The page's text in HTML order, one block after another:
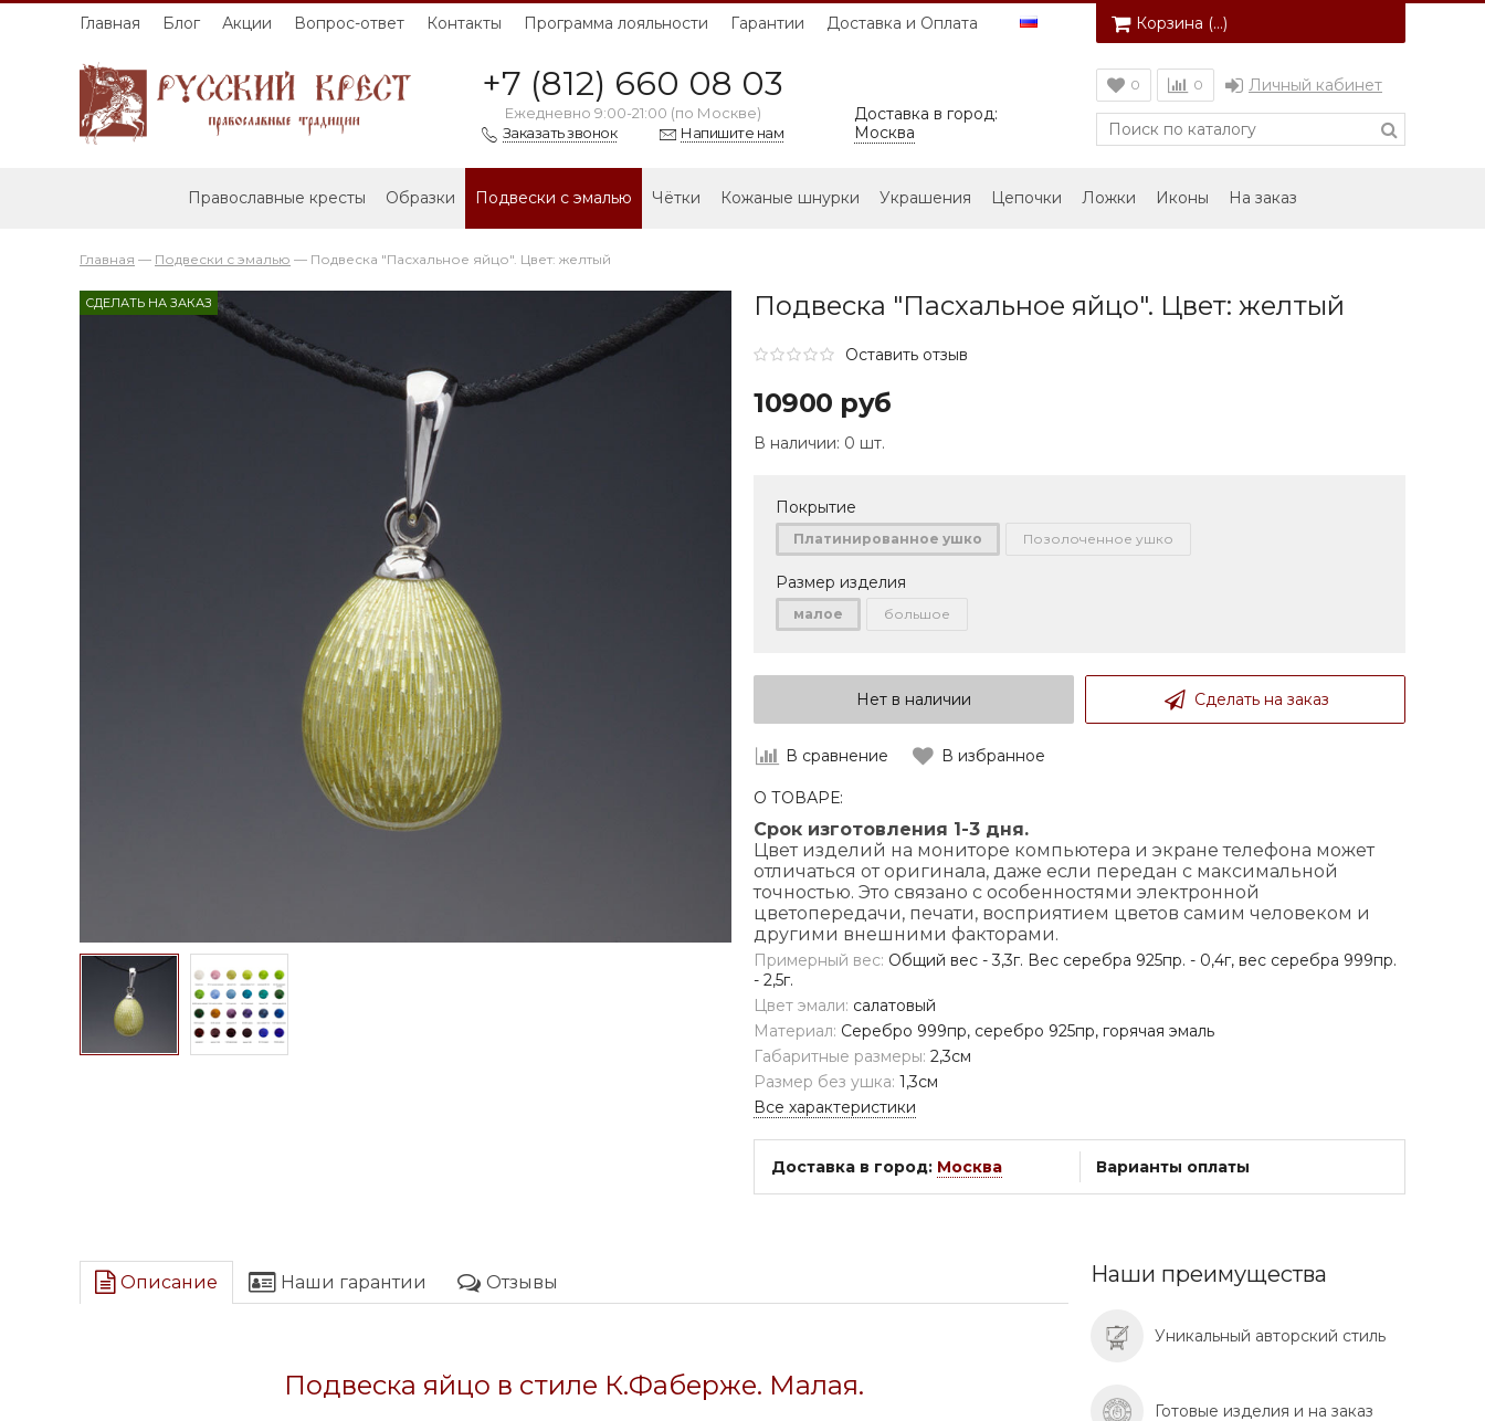
Главная Блог Акции Вопрос-ответ Контакты Программа лояльности Гарантии Доставка и Оплата Корзина (…)
+7 (812) 660 08 03
Ежедневно 9:00-21:00 (по Москве)
Заказать звонок
Напишите нам
Доставка в город:
Москва
0 0 Личный кабинет
Православные кресты Образки Подвески с эмалью Чётки Кожаные шнурки Украшения Цепочки Ложки Иконы На заказ
Главная — Подвески с эмалью — Подвеска "Пасхальное яйцо". Цвет: желтый
СДЕЛАТЬ НА ЗАКАЗ Подвеска "Пасхальное яйцо". Цвет: желтый
Оставить отзыв
10900 руб
В наличии: 0 шт.
Покрытие
Платинированное ушко Позолоченное ушко
Размер изделия
малое большое
Нет в наличии Сделать на заказ
В сравнение В избранное
О ТОВАРЕ:
Срок изготовления 1-3 дня.
Цвет изделий на мониторе компьютера и экране телефона может
отличаться от оригинала, даже если передан с максимальной
точностью. Это связано с особенностями электронной
цветопередачи, печати, восприятием цветов самим человеком и
другими внешними факторами.
Примерный вес: Общий вес - 3,3г. Вес серебра 925пр. - 0,4г, вес серебра 999пр.
- 2,5г.
Цвет эмали: салатовый
Материал: Серебро 999пр, серебро 925пр, горячая эмаль
Габаритные размеры: 2,3см
Размер без ушка: 1,3см
Все характеристики
Доставка в город: Москва Варианты оплаты
Описание Наши гарантии Отзывы
Подвеска яйцо в стиле К.Фаберже. Малая.
Наши преимущества
Уникальный авторский стиль
Готовые изделия и на заказ